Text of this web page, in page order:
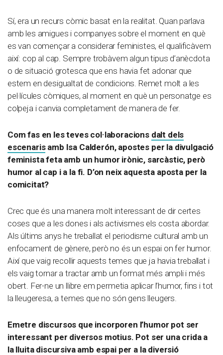
Sí, era un recurs còmic basat en la realitat. Quan parlava
amb les amigues i companyes sobre el moment en què
es van començar a considerar feministes, el qualificàvem
així: cop al cap. Sempre trobàvem algun tipus d’anècdota
o de situació grotesca que ens havia fet adonar que
estem en desigualtat de condicions. Remet molt a les
pel·lícules còmiques, al moment en què un personatge es
colpeja i canvia completament de manera de fer.
Com fas en les teves col·laboracions dalt dels
escenarisamb Isa Calderón, apostes per la divulgació
feminista feta amb un humor irònic, sarcàstic, però
humor al cap i a la fi. D’on neix aquesta aposta per la
comicitat?
Crec que és una manera molt interessant de dir certes
coses que a les dones i als activismes els costa abordar.
Als últims anys he treballat el periodisme cultural amb un
enfocament de gènere, però no és un espai on fer humor.
Així que vaig recollir aquests temes que ja havia treballat i
els vaig tornar a tractar amb un format més ampli i més
obert. Fer-ne un llibre em permetia aplicar l’humor, fins i tot
la lleugeresa, a temes que no són gens lleugers.
Emetre discursos que incorporen l’humor pot ser
interessant per diversos motius. Pot ser una crida a
la lluita discursiva amb espai per a la diversió